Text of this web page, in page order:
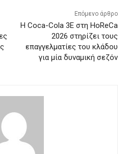
Επόμενο άρθρο
Η Coca-Cola 3E στη HoReCa
2026 στηρίζει τους
επαγγελματίες του κλάδου
για μία δυναμική σεζόν